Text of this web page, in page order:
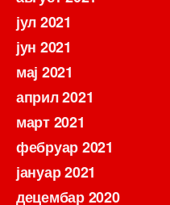
јул 2021
јун 2021
мај 2021
април 2021
март 2021
фебруар 2021
јануар 2021
децембар 2020